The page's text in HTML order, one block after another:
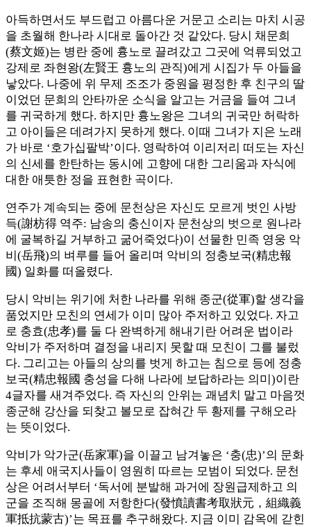
아득하면서도 부드럽고 아름다운 거문고 소리는 마치 시공
을 초월해 한나라 시대로 돌아간 것 같았다. 당시 채문희
(蔡文姬)는 병란 중에 흉노로 끌려갔고 그곳에 억류되었고
강제로 좌현왕(左賢王 흉노의 관직)에게 시집가 두 아들을
낳았다. 나중에 위 무제 조조가 중원을 평정한 후 친구의 딸
이었던 문희의 안타까운 소식을 알고는 거금을 들여 그녀
를 귀국하게 했다. 하지만 흉노왕은 그녀의 귀국만 허락하
고 아이들은 데려가지 못하게 했다. 이때 그녀가 지은 노래
가 바로 ‘호가십팔박’이다. 영락하여 이리저리 떠도는 자신
의 신세를 한탄하는 동시에 고향에 대한 그리움과 자식에
대한 애틋한 정을 표현한 곡이다.
연주가 계속되는 중에 문천상은 자신도 모르게 벗인 사방
득(謝枋得 역주: 남송의 충신이자 문천상의 벗으로 원나라
에 굴복하길 거부하고 굶어죽었다)이 선물한 민족 영웅 악
비(岳飛)의 벼루를 들어 올리며 악비의 정충보국(精忠報
國) 일화를 떠올렸다.
당시 악비는 위기에 처한 나라를 위해 종군(從軍)할 생각을
품었지만 모친의 연세가 이미 많아 주저하고 있었다. 자고
로 충효(忠孝)를 둘 다 완벽하게 해내기란 어려운 법이라
악비가 주저하며 결정을 내리지 못할 때 모친이 그를 불렀
다. 그리고는 아들의 상의를 벗게 하고는 침으로 등에 정충
보국(精忠報國 충성을 다해 나라에 보답하라는 의미)이란
4글자를 새겨주었다. 즉 자신의 안위는 괘념치 말고 마음껏
종군해 강산을 되찾고 볼모로 잡혀간 두 황제를 구해오라
는 뜻이었다.
악비가 악가군(岳家軍)을 이끌고 남겨놓은 ‘충(忠)’의 문화
는 후세 애국지사들이 영원히 따르는 모범이 되었다. 문천
상은 어려서부터 ‘독서에 분발해 과거에 장원급제하고 의
군을 조직해 몽골에 저항한다(發憤讀書考取狀元，組織義
軍抵抗蒙古)’는 목표를 추구해왔다. 지금 이미 감옥에 갇힌